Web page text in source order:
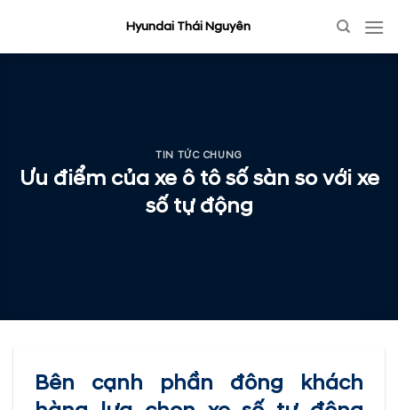
content
Hyundai Thái Nguyên
TIN TỨC CHUNG
Ưu điểm của xe ô tô số sàn so với xe
số tự động
Bên cạnh phần đông khách